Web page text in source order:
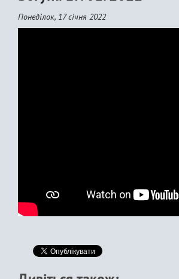
Понеділок, 17 січня 2022